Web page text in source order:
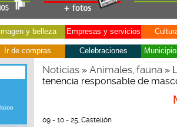
Imagen y belleza Empresas y servicios
Ir de compras Celebraciones
Noticias» Animales, fauna»
tenencia responsable de
09 - 10 - 25, Castellón